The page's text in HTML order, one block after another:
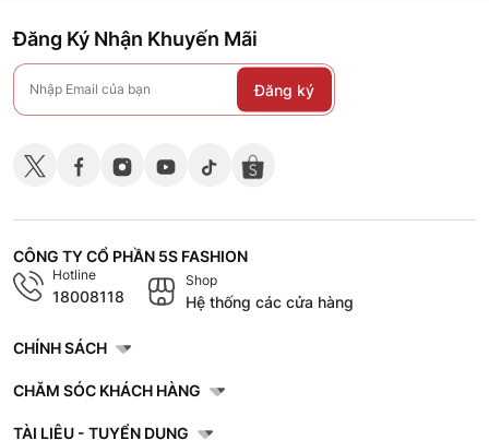
Đăng Ký Nhận Khuyến Mãi
Đăng ký
CÔNG TY CỔ PHẦN 5S FASHION
Hotline
18008118
Shop
Hệ thống các cửa hàng
CHÍNH SÁCH
CHĂM SÓC KHÁCH HÀNG
TÀI LIỆU - TUYỂN DỤNG